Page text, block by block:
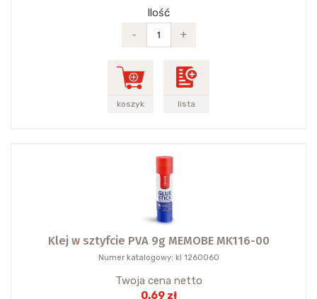
Ilość
-
+
koszyk lista
Klej w sztyfcie PVA 9g MEMOBE MK116-00
Numer katalogowy: kl 1260060
Twoja cena netto
0.69 zł